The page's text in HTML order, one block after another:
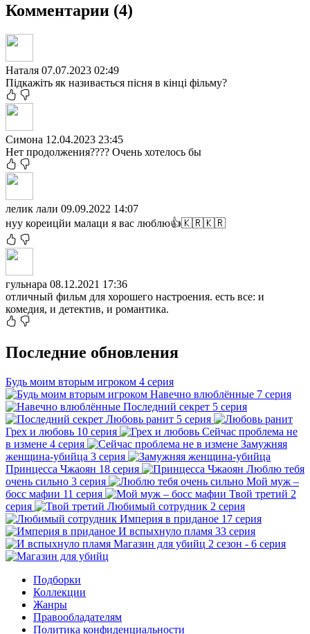
Комментарии (4)
Наталя 07.07.2023 02:49
Підкажіть як називається пісня в кінці фільму?
Симона 12.04.2023 23:45
Нет продолжения???? Очень хотелось бы
лелик лали 09.09.2022 14:07
нуу кореицйи малаци я вас люблю👍🇰🇷🇰🇷
гульнара 08.12.2021 17:36
отличный фильм для хорошего настроения. есть все: и
комедия, и детектив, и романтика.
Последние обновления
Будь моим вторым игроком 4 серия
Навечно влюблённые 7 серия
Последний секрет 5 серия
Любовь ранит 5 серия
Грех и любовь 10 серия
Сейчас проблема не
в измене 4 серия
Замужняя
женщина-убийца 3 серия
Принцесса Чжаоян 18 серия
Люблю тебя
очень сильно 3 серия
Мой муж –
босс мафии 11 серия Твой третий 2
серия
Любимый сотрудник 2 серия
Империя в приданое 17 серия
И вспыхнуло пламя 33 серия
Магазин для убийц 2 сезон - 6 серия
Подборки
Коллекции
Жанры
Правообладателям
Политика конфиденциальности